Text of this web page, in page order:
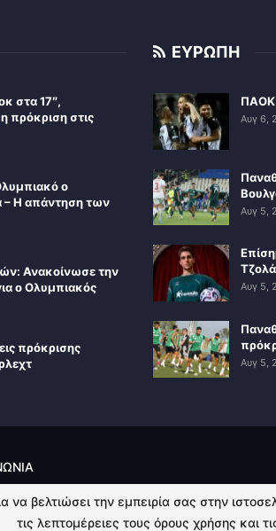
στα 17″,
πρόκριση στις
ο
– Η απάντηση των
Ανακοίνωσε την
ο Ολυμπιακός
πρόκρισης
ΕΥΡΩΠΗ
ΠΑΟΚ:
Αυγ 6,
Αυγ 5,
Αυγ 5,
Αυγ 5,
να βελτιώσει την εμπειρία σας στην
τις λεπτομέρειες τους όρους χρήσης και